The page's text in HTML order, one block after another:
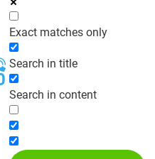
Exact matches only
Search in title
Search in content